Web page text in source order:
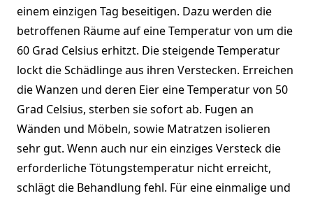
einem einzigen Tag beseitigen. Dazu werden die
betroffenen Räume auf eine Temperatur von um die
60 Grad Celsius erhitzt. Die steigende Temperatur
lockt die Schädlinge aus ihren Verstecken. Erreichen
die Wanzen und deren Eier eine Temperatur von 50
Grad Celsius, sterben sie sofort ab. Fugen an
Wänden und Möbeln, sowie Matratzen isolieren
sehr gut. Wenn auch nur ein einziges Versteck die
erforderliche Tötungstemperatur nicht erreicht,
schlägt die Behandlung fehl. Für eine einmalige und